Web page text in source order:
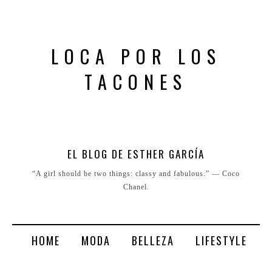
LOCA POR LOS
TACONES
EL BLOG DE ESTHER GARCÍA
“A girl should be two things: classy and fabulous.” ― Coco
Chanel.
HOME MODA BELLEZA LIFESTYLE